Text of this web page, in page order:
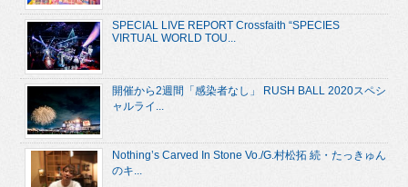
SPECIAL LIVE REPORT Crossfaith “SPECIES
VIRTUAL WORLD TOU...
開催から2週間「感染者なし」 RUSH BALL 2020スペシ
ャルライ...
Nothing’s Carved In Stone Vo./G.村松拓 続・たっきゅん
のキ...